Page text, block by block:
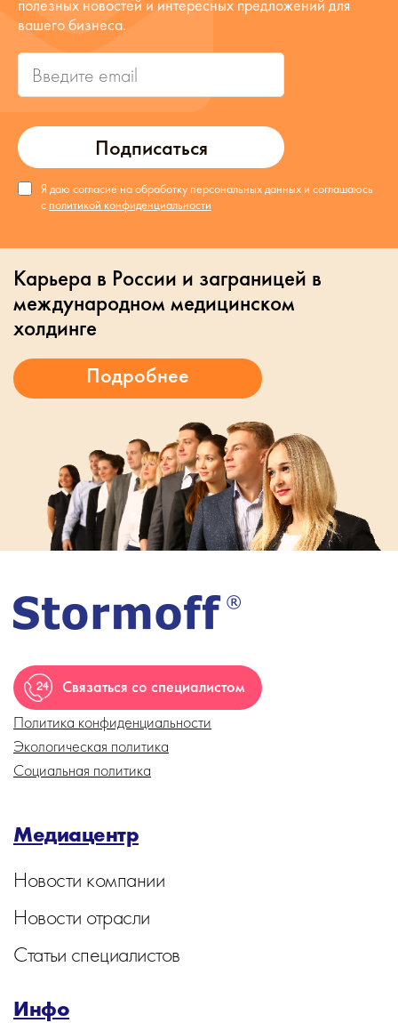
Подписаться
полезных новостей и интересных предложений для
вашего бизнеса.
Я даю согласие на обработку персональных данных и соглашаюсь
с политикой конфиденциальности
Карьера в России и заграницей в
международном медицинском
холдинге
Связаться со специалистом
Политика конфиденциальности
Экологическая политика
Социальная политика
Медиацентр
Новости компании
Новости отрасли
Статьи специалистов
Инфо